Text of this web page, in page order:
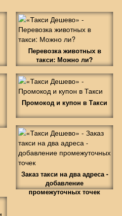
Перевозка животных в
такси: Можно ли?
Промокод и купон в Такси
Заказ такси на два адреса -
добавление
промежуточных точек